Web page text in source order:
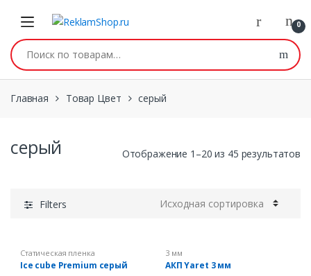
0
Искать:
Главная Товар Цвет серый
серый Отображение 1–20 из 45 результатов
Filters
Статическая пленка
Ice cube Premium серый
3 мм
АКП Yaret 3 мм